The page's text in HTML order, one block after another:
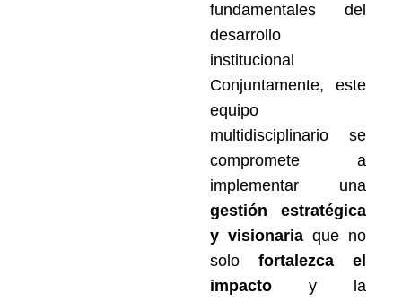
fundamentales del
desarrollo
institucional
Conjuntamente, este
equipo
multidisciplinario se
compromete a
implementar una
gestión estratégica
y visionaria que no
solo fortalezca el
impacto y la